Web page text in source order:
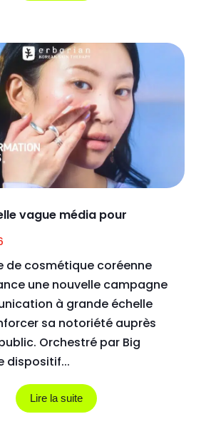
vague média pour
de cosmétique coréenne
une nouvelle campagne
à grande échelle
sa notoriété auprès
Orchestré par Big
dispositif...
Lire la suite